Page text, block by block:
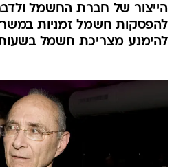
הייצור של חברת החשמל
להפסקות חשמל זמניות
להימנע מצריכת חשמל